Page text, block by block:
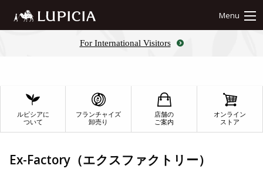
Menu
For International Visitors
ルピシアに
ついて
フランチャイズ
卸売り
店舗の
ご案内
オンライン
ストア
Ex-Factory（エクスファクトリー）